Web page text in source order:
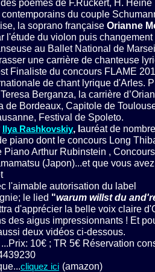
poèmes de F.Rückert, H. Heine
du couple
la soprano française Orianne
l'étude du violon puis changement
au Ballet National de
une carrière de chanteuse
Finaliste du concours FLAME
de chant lyrique d'Arles.
Berganza, la carrière
de Bordeaux, Capitole de
Festival de Spoleto.
Ilya Rashkovskiy, lauréat de
piano dont le concours Long
Arthur Rubinstein , Concours
(Japon)...et que vous
l'aimable autorisation du label
le lied "warum willst du
d'apprécier la belle voix claire
des aigus impressionnants ! Et
deux vidéos ci-dessous.
10€ ; TR 5€ Réservation
cliquez ici (amazon)